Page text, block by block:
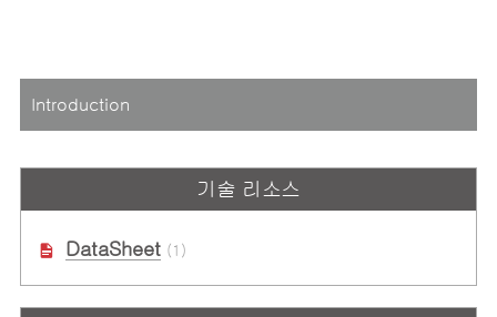
Introduction
기술 리소스
DataSheet(1)